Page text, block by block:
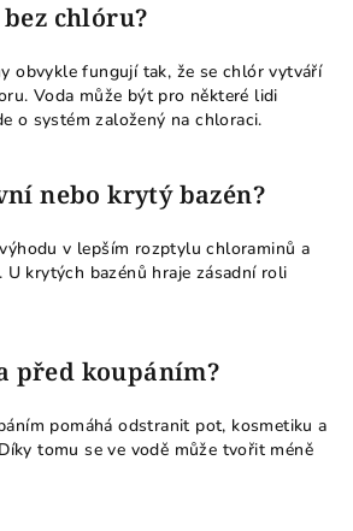
chlóru?
obvykle fungují tak, že se chlór vytváří
Voda může být pro některé lidi
o systém založený na chloraci.
nebo krytý bazén?
v lepším rozptylu chloraminů a
krytých bazénů hraje zásadní roli
před koupáním?
pomáhá odstranit pot, kosmetiku a
tomu se ve vodě může tvořit méně